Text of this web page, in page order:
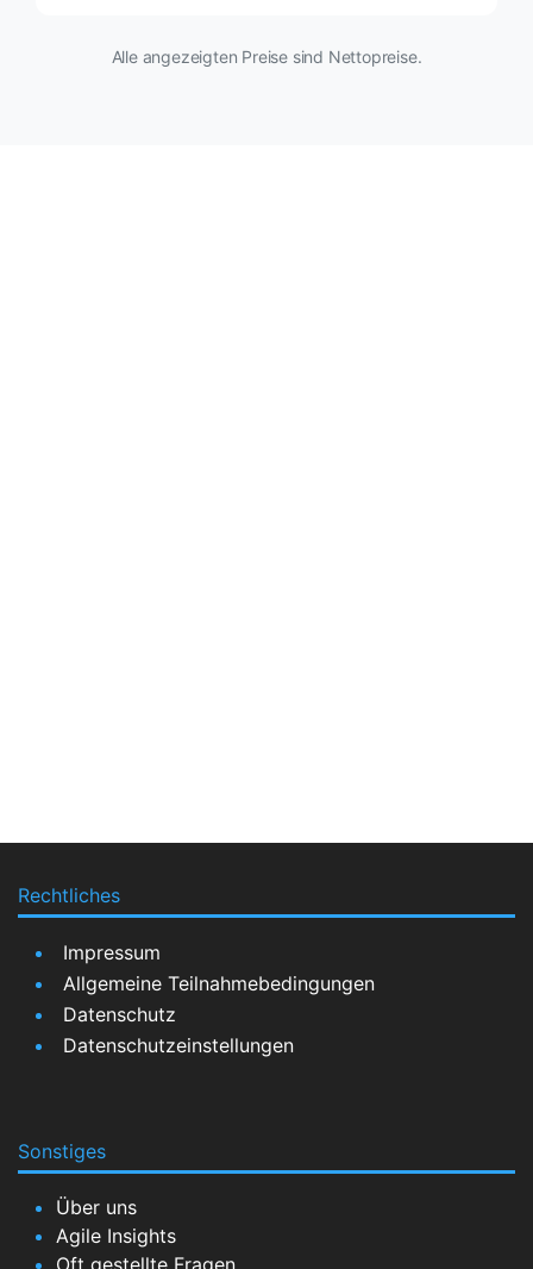
Alle angezeigten Preise sind Nettopreise.
Rechtliches
Impressum
Allgemeine Teilnahmebedingungen
Datenschutz
Datenschutzeinstellungen
Sonstiges
Über uns
Agile Insights
Oft gestellte Fragen